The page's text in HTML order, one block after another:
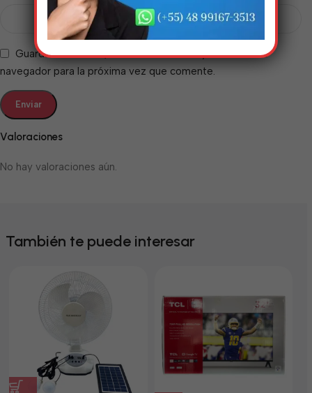
Valoraciones
No hay valoraciones aún.
Guarda mi nombre, correo electrónico y web en este
navegador para la próxima vez que comente.
También te puede interesar